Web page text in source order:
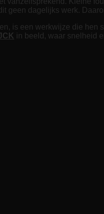
geen dagelijks werk.
is een werkwijze die
in beeld, waar snelheid